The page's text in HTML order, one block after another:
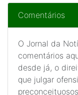
Comentários
O Jornal da
comentários
desde já, o
que julgar